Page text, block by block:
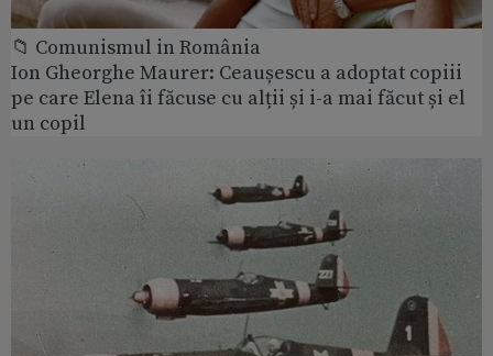
📁 Comunismul in România
Ion Gheorghe Maurer: Ceaușescu a adoptat copiii
pe care Elena îi făcuse cu alții și i-a mai făcut și el
un copil